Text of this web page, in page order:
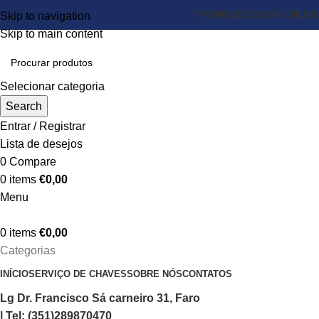
Skip to navigation
Skip to main content
PROMOÇÕES LOJA ONLINE
Selecionar categoria
Search
Entrar / Registrar
Lista de desejos
0 Compare
0 items €0,00
Menu
0 items €0,00
Categorias
INÍCIOSERVIÇO DE CHAVESSOBRE NÓSCONTATOS
Lg Dr. Francisco Sá carneiro 31, Faro
| Tel: (351)289870470